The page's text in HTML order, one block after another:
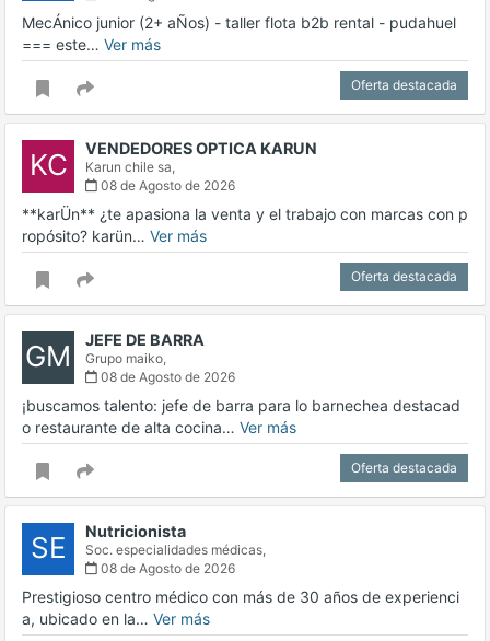
MecÁnico junior (2+ aÑos) - taller flota b2b rental - pudahuel
=== este… Ver más
Oferta destacada
KC VENDEDORES OPTICA KARUN
Karun chile sa,
08 de Agosto de 2026
**karÜn** ¿te apasiona la venta y el trabajo con marcas con p
ropósito? karün… Ver más
Oferta destacada
GM JEFE DE BARRA
Grupo maiko,
08 de Agosto de 2026
¡buscamos talento: jefe de barra para lo barnechea destacad
o restaurante de alta cocina… Ver más
Oferta destacada
SE Nutricionista
Soc. especialidades médicas,
08 de Agosto de 2026
Prestigioso centro médico con más de 30 años de experienci
a, ubicado en la… Ver más